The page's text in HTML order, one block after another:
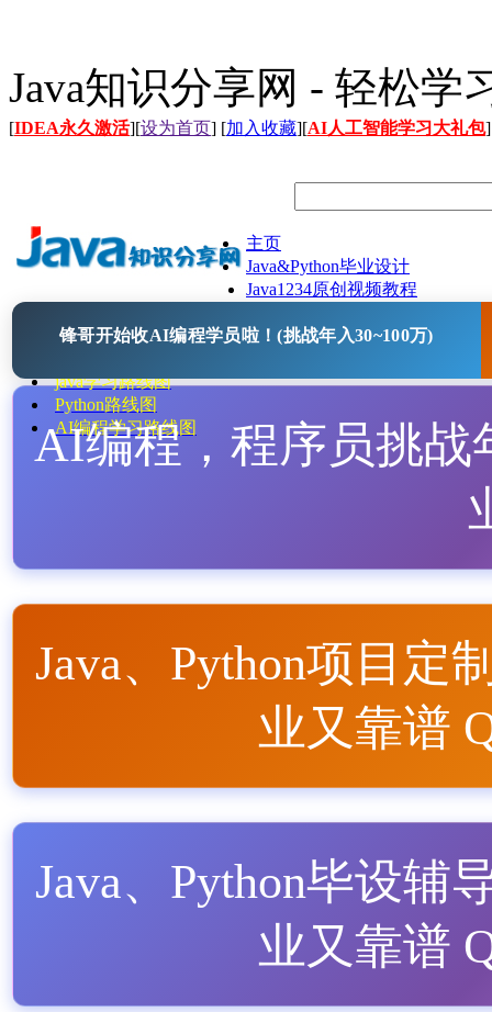
Java知识分享网 - 轻松学
[IDEA永久激活][设为首页] [加入收藏][AI人工智能学习大礼包]
主页
Java&Python毕业设计
Java1234原创视频教程
Java开源项目
java学习路线图
Python路线图
AI编程学习路线图
锋哥开始收AI编程学员啦！(挑战年入30~100万)
AI编程，程序员挑战
Java、Python项目定
业又靠谱
Java、Python毕设辅
业又靠谱